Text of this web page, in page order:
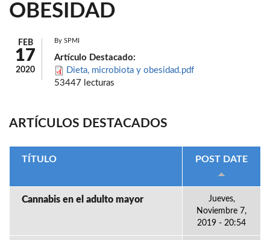
OBESIDAD
FEB
17
2020
By SPMI
Artículo Destacado:
Dieta, microbiota y obesidad.pdf
53447 lecturas
ARTÍCULOS DESTACADOS
TÍTULO POST DATE
Cannabis en el adulto mayor
Jueves,
Noviembre 7,
2019 - 20:54